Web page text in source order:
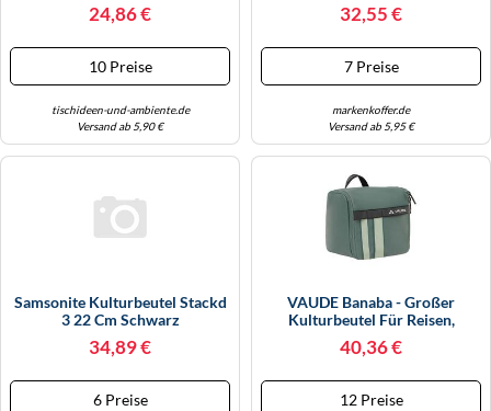
24,86 €
10 Preise
tischideen-und-ambiente.de
Versand ab 5,90 €
32,55 €
7 Preise
markenkoffer.de
Versand ab 5,95 €
Samsonite Kulturbeutel Stackd
3 22 Cm Schwarz
34,89 €
6 Preise
VAUDE Banaba - Großer
Kulturbeutel Für Reisen,
Kulturtasche Zum Aufhängen
Mit Spiegel, Zahnbürstenhalter
40,36 €
12 Preise